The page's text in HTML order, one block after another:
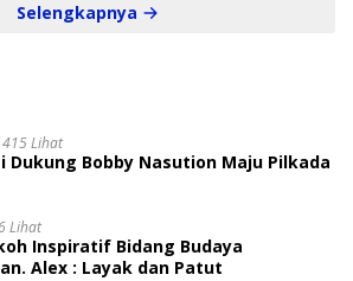
Selengkapnya
Lihat
Dukung Bobby Nasution Maju Pilkada
Lihat
Inspiratif Bidang Budaya
Alex : Layak dan Patut